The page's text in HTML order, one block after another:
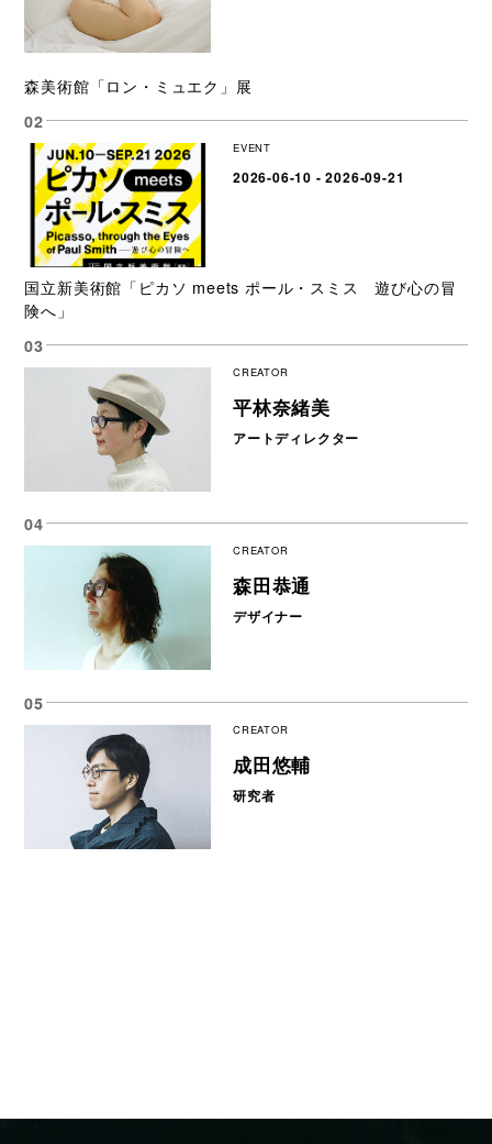
森美術館「ロン・ミュエク」展
EVENT
2026-06-10 - 2026-09-21
国立新美術館「ピカソ meets ポール・スミス 遊び心の冒
険へ」
CREATOR
平林奈緒美
アートディレクター
CREATOR
森田恭通
デザイナー
CREATOR
成田悠輔
研究者